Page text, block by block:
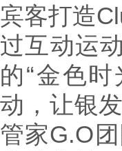
宾客打造
过互动运
的“金色
动，让银
管家G.O